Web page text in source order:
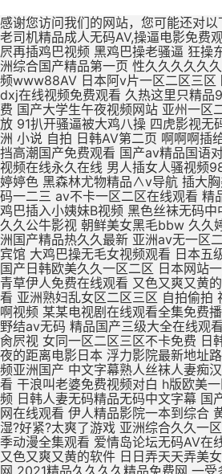
感谢您访问我们的网站，您可能还对以
老司机精品成人无码AV,操逼电影免费